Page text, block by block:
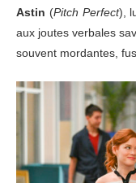
Astin (Pitch Perfect),
aux joutes verbales
souvent mordantes,